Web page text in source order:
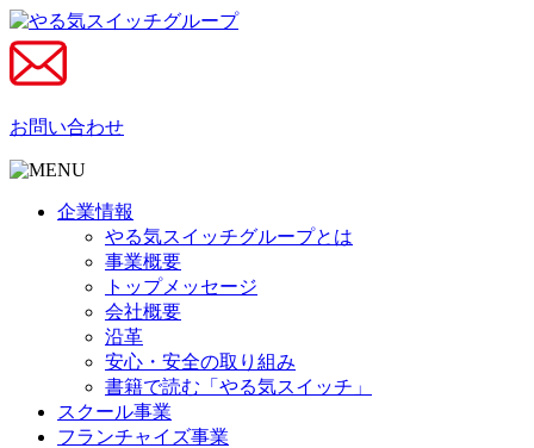
お問い合わせ
企業情報
やる気スイッチグループとは
事業概要
トップメッセージ
会社概要
沿革
安心・安全の取り組み
書籍で読む「やる気スイッチ」
スクール事業
フランチャイズ事業